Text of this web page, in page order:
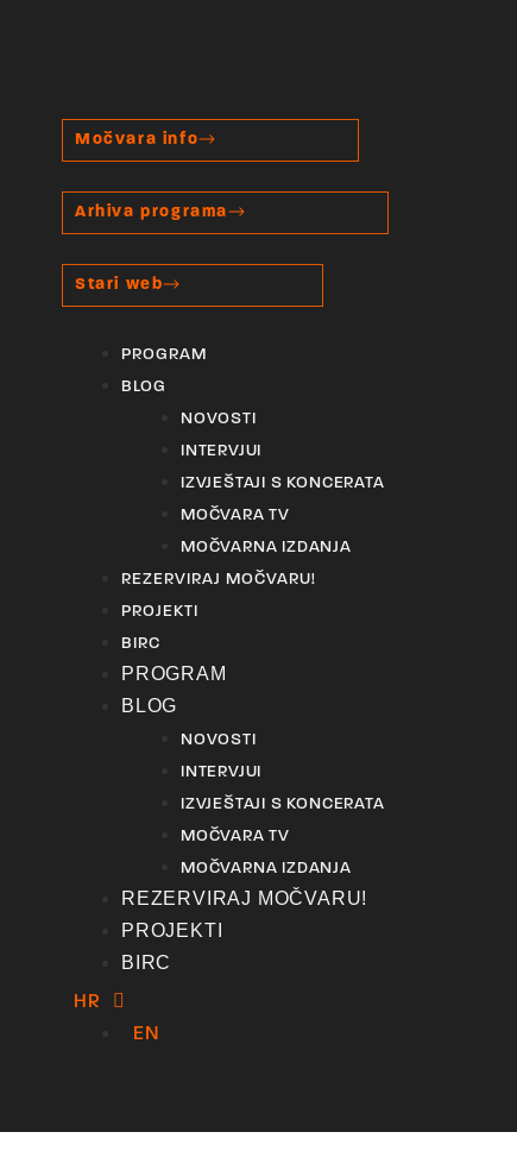
Močvara info
Arhiva programa
Stari web
PROGRAM
BLOG
NOVOSTI
INTERVJUI
IZVJEŠTAJI S KONCERATA
MOČVARA TV
MOČVARNA IZDANJA
REZERVIRAJ MOČVARU!
PROJEKTI
BIRC
PROGRAM
BLOG
NOVOSTI
INTERVJUI
IZVJEŠTAJI S KONCERATA
MOČVARA TV
MOČVARNA IZDANJA
REZERVIRAJ MOČVARU!
PROJEKTI
BIRC
HR
EN